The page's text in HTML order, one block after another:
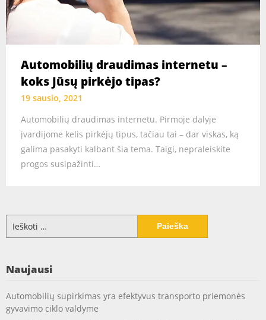
Automobilių draudimas internetu –
koks Jūsų pirkėjo tipas?
19 sausio, 2021
Automobilių draudimas internetu. Pirmoje dalyje
įvardijome kelis pirkėjų tipus, tačiau tai – dar viskas, ką
galima pasakyti kalbant šia tema. Taigi, nepraleiskite
progos susipažinti…
Ieškoti:
Naujausi
Automobilių supirkimas yra efektyvus transporto priemonės
gyvavimo ciklo valdyme